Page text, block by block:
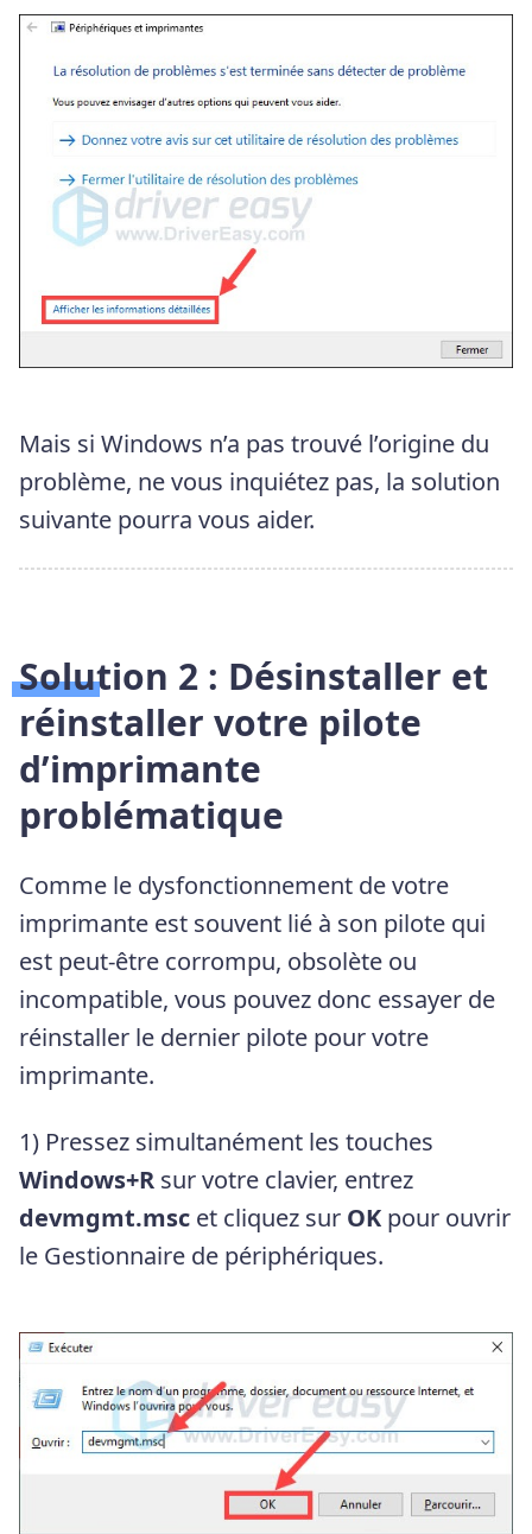
Mais si Windows n’a pas trouvé l’origine du
problème, ne vous inquiétez pas, la solution
suivante pourra vous aider.
Solution 2 : Désinstaller et
réinstaller votre pilote
d’imprimante
problématique
Comme le dysfonctionnement de votre
imprimante est souvent lié à son pilote qui
est peut-être corrompu, obsolète ou
incompatible, vous pouvez donc essayer de
réinstaller le dernier pilote pour votre
imprimante.
1) Pressez simultanément les touches
Windows+R sur votre clavier, entrez
devmgmt.msc et cliquez sur OK pour ouvrir
le Gestionnaire de périphériques.